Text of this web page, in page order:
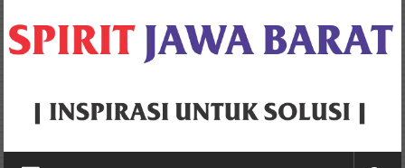
to
content
Spirit